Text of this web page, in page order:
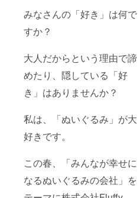
みなさんの「好き」は何で
すか？
大人だからという理由で諦
めたり、隠している「好
き」はありませんか？
私は、「ぬいぐるみ」が大
好きです。
この春、「みんなが幸せに
なるぬいぐるみの会社」を